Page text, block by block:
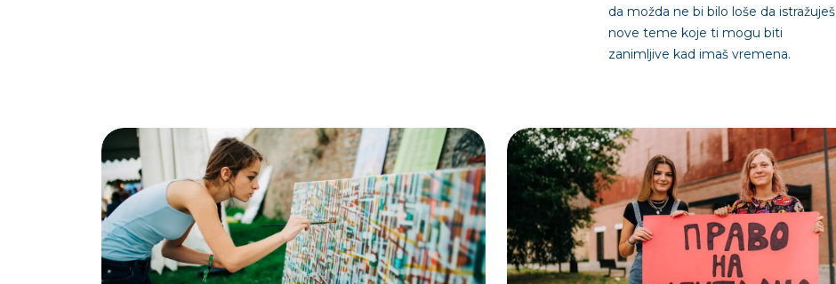
da možda ne bi bilo loše da istražuješ
nove teme koje ti mogu biti
zanimljive kad imaš vremena.